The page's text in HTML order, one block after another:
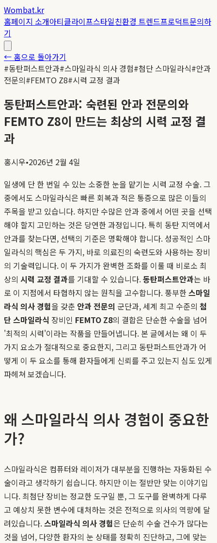
Wombat.kr
홈페이지 소개아티클라이프스타일친환경 트렌드프로덕트문의하
기
← 홈으로 돌아가기
#동탄퍼스트안과#스마일라식 의사 경험#첨단 스마일라식#안과
전문의#FEMTO Z8#시력 교정 결과
동탄퍼스트안과: 숙련된 안과 전문의와
FEMTO Z8이 만드는 최상의 시력 교정 결
과
홍시우•2026년 2월 4일
일생에 단 한 번일 수 있는 소중한 눈을 맡기는 시력 교정 수술. 그
중에서도 스마일라식은 빠른 회복과 적은 통증으로 많은 이들의
주목을 받고 있습니다. 하지만 수많은 안과 중에서 어떤 곳을 선택
해야 할지 고민하는 것은 당연한 과정입니다. 특히 동탄 지역에서
안과를 찾는다면, 선택의 기준은 명확해야 합니다. 성공적인 스마
일라식의 핵심은 두 가지, 바로 의료진의 숙련도와 사용하는 장비
의 기술력입니다. 이 두 가지가 완벽한 조화를 이룰 때 비로소 최
상의 시력 교정 결과를 기대할 수 있습니다.동탄퍼스트안과는 바
로 이 지점에서 타협하지 않는 원칙을 고수합니다. 풍부한스마일
라식 의사 경험을 갖춘 안과 전문의 군단과, 세계 최고 수준의 첨
단 스마일라식 장비인 FEMTO Z8의 결합은 단순한 수술을 넘어
'최적의 시력'이라는 작품을 만들어냅니다. 본 글에서는 왜 이 두
가지 요소가 절대적으로 중요한지, 그리고 동탄퍼스트안과가 어
떻게 이 두 요소를 통해 환자들에게 신뢰를 주고 있는지 심도 있게
파헤쳐 보겠습니다.
왜 스마일라식 의사 경험이 중요한
가?
스마일라식은 컴퓨터와 레이저가 대부분을 진행하는 자동화된 수
술이라고 생각하기 쉽습니다. 하지만 이는 절반만 맞는 이야기입
니다. 최첨단 장비는 정교한 도구일 뿐, 그 도구를 완벽하게 다루
고 예상치 못한 변수에 대처하는 것은 전적으로 의사의 역량에 달
려있습니다.스마일라식 의사 경험은 단순히 수술 건수가 많다는
것을 넘어, 다양한 환자의 눈 상태를 정확히 진단하고, 그에 맞는